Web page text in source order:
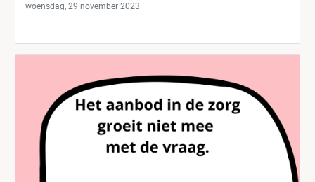
woensdag, 29 november 2023